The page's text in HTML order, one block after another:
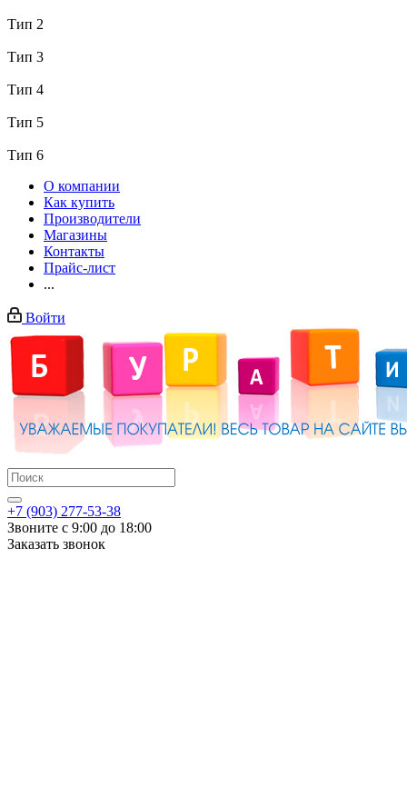
Тип 2
Тип 3
Тип 4
Тип 5
Тип 6
О компании
Как купить
Производители
Магазины
Контакты
Прайс-лист
...
Войти
+7 (903) 277-53-38
Звоните с 9:00 до 18:00
Заказать звонок